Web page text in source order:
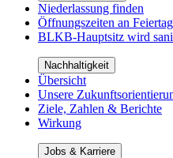
Niederlassung finden
Öffnungszeiten an
BLKB-Hauptsitz wird
Nachhaltigkeit
Übersicht
Unsere
Ziele, Zahlen & Berichte
Wirkung
Jobs & Karriere